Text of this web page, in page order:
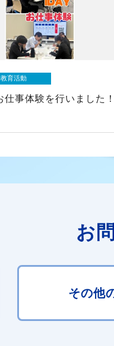
育活動
仕事体験を行いました！
お
その他